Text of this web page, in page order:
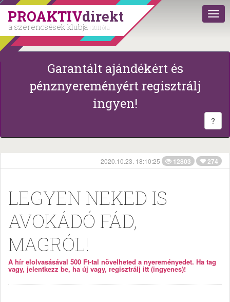
PROAKTIVdirekt
a szerencsések klubja | 2011 óta
Garantált ajándékért és
pénznyereményért regisztrálj
ingyen!
?
2020.10.23. 18:10:25 12803 274
LEGYEN NEKED IS
AVOKÁDÓ FÁD,
MAGRÓL!
A hír elolvasásával 500 Ft-tal növelheted a nyereményedet. Ha tag
vagy, jelentkezz be, ha új vagy, regisztrálj itt (ingyenes)!